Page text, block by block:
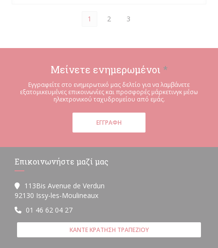
1 2 3
Μείνετε ενημερωμένοι *
Εγγραφείτε στο ενημερωτικό μας δελτίο για να λαμβάνετε
εξατομικευμένες επικοινωνίες και προσφορές μάρκετινγκ μέσω
ηλεκτρονικού ταχυδρομείου από εμάς.
ΕΓΓΡΑΦΉ
Επικοινωνήστε μαζί μας
113Bis Avenue de Verdun
92130 Issy-les-Moulineaux((ανοίγει σε νέο παράθυρο))
01 46 62 04 27
ΚΆΝΤΕ ΚΡΆΤΗΣΗ ΤΡΑΠΕΖΙΟΎ